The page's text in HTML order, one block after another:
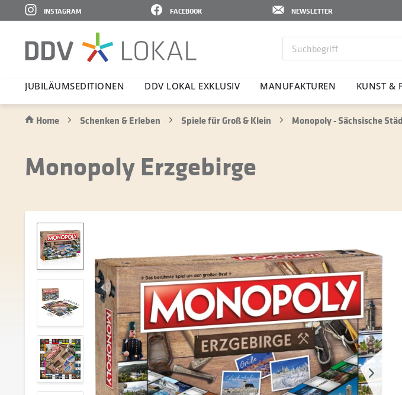
NEWSLETTER
FACEBOOK
INSTAGRAM
JUBI­LÄ­UMS­E­DI­TIONEN DDV LOKAL EXKLUSIV MANU­FAK­TUREN KUNST &
Home Schenken & Erleben Spiele für Groß & Klein Monopoly - Sächsische
Monopoly Erzgebirge